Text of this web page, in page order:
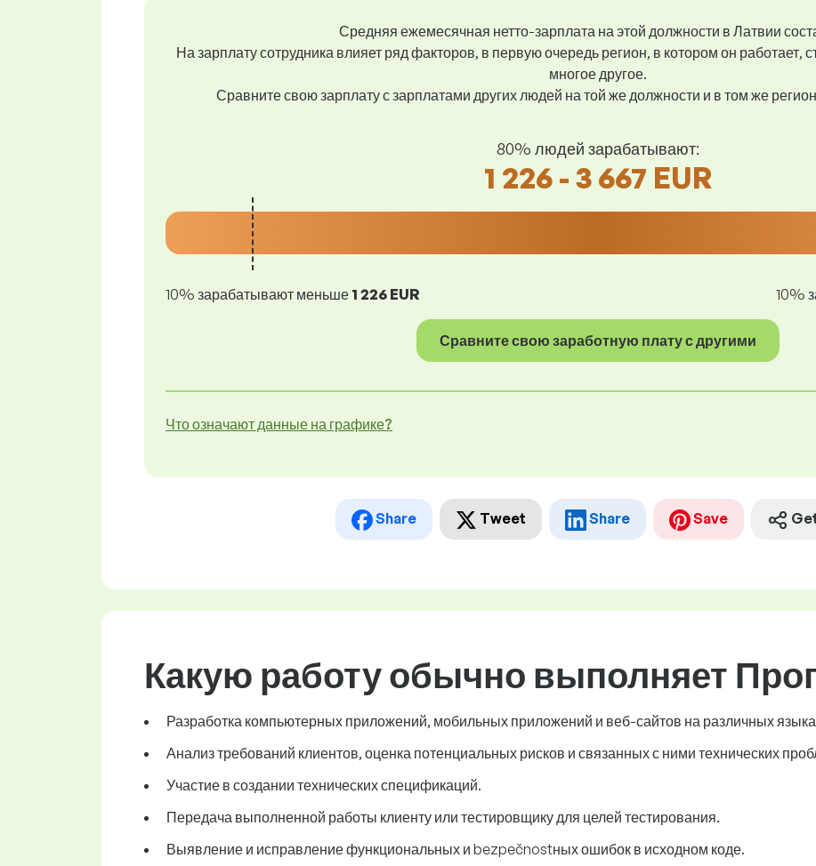
Средняя ежемесячная нетто-зарплата на этой должности в Латвии
На зарплату сотрудника влияет ряд факторов, в первую очередь регион, в котором он работает,
многое другое.
Сравните свою зарплату с зарплатами других людей на той же должности и в том же
80% людей зарабатывают:
1 226 - 3 667 EUR
10% зарабатывают меньше 1 226 EUR 10%
Сравните свою заработную плату с другими
Что означают данные на графике?
Share Tweet Share Save
Какую работу обычно выполняет
Разработка компьютерных приложений, мобильных приложений и веб-сайтов на различных
Анализ требований клиентов, оценка потенциальных рисков и связанных с ними технических
Участие в создании технических спецификаций.
Передача выполненной работы клиенту или тестировщику для целей тестирования.
Выявление и исправление функциональных и bezpečnostных ошибок в исходном коде.